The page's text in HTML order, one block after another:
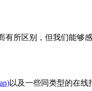
有所区别，但我们能够
以及一些同类型的在